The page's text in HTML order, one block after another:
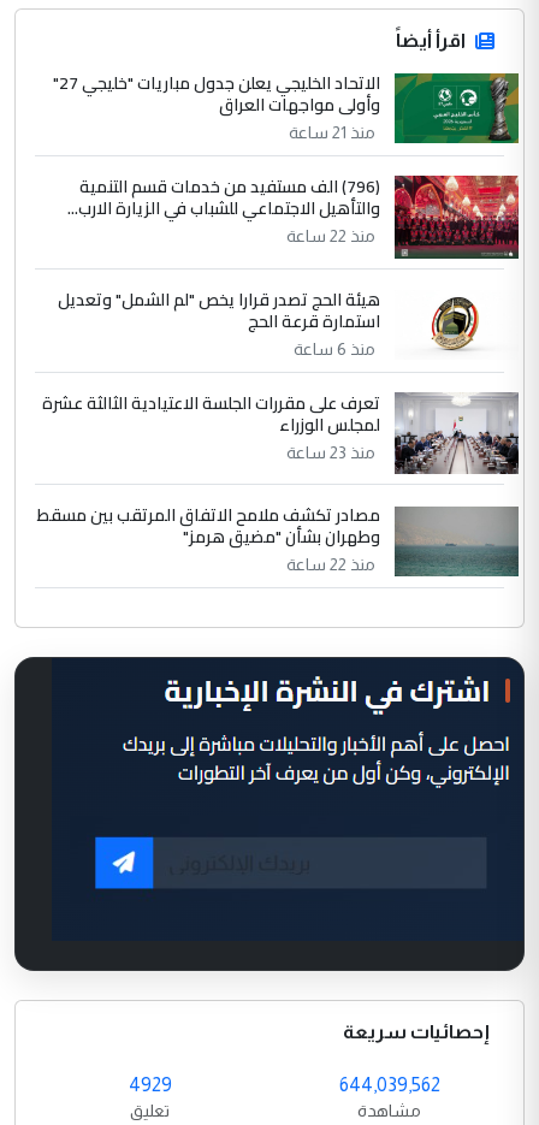
اقرأ أيضاً
الاتحاد الخليجي يعلن جدول مباريات "خليجي 27"
وأولى مواجهات العراق
منذ 21 ساعة
(796) الف مستفيد من خدمات قسم التنمية
والتأهيل الاجتماعي للشباب في الزيارة الارب...
منذ 22 ساعة
هيئة الحج تصدر قرارا يخص "لم الشمل" وتعديل
استمارة قرعة الحج
منذ 6 ساعة
تعرف على مقررات الجلسة الاعتيادية الثالثة عشرة
لمجلس الوزراء
منذ 23 ساعة
مصادر تكشف ملامح الاتفاق المرتقب بين مسقط
وطهران بشأن "مضيق هرمز"
منذ 22 ساعة
إحصائيات سريعة
644,039,562
مشاهدة
4929
تعليق